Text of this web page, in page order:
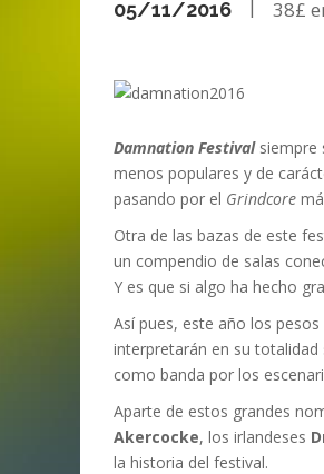
MARC GUTIÉRREZ
MARC GUTIÉRREZ
MARC GUTIÉRREZ
05/11/2016 | 38£
Damnation Festivalsiempre
menos populares y de
pasando por el Grindcore
Otra de las bazas de este
un compendio de salas
Y es que si algo ha hecho
Así pues, este año los
interpretarán en su
como banda por los
Aparte de estos grandes
Akercocke, los irlandeses
la historia del festival.